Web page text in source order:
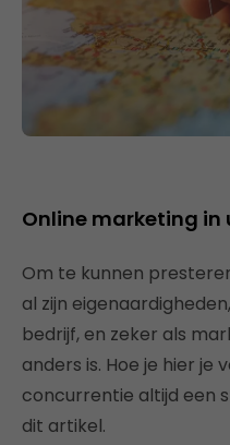
Online marketing in
Om te kunnen
al zijn
bedrijf, en zeker als
anders is. Hoe je hier je
concurrentie altijd een
dit artikel.